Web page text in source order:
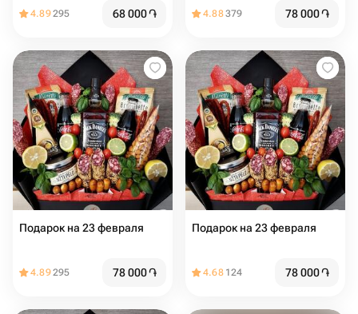
4.89295 68 000֏ 4.88379 78 000֏
Подарок на 23 февраля
4.89295 78 000֏
Подарок на 23 февраля
4.68 124 78 000֏